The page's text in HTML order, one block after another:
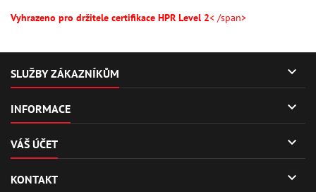
Vyhrazeno pro držitele certifikace HPR Level 2< /span>
SLUŽBY ZÁKAZNÍKŮM 
INFORMACE 
VÁŠ ÚČET 
KONTAKT 